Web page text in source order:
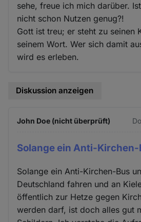
sehe, freue ich mich darüber.
nicht schon Nutzen genug?!
Gott ist treu; er steht zu seinen
seinem Wort. Wer sich damit
wird es erleben.
Diskussion anzeigen
John Doe (nicht überprüft)
Solange ein Anti-Kirchen-
Solange ein Anti-Kirchen-Bus
Deutschland fahren und an
öffentlich zur Hetze gegen
werden darf, ist doch alles gut